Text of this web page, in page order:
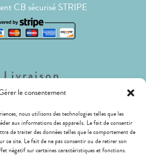
le consentement
nous utilisons des technologies telles que les
aux informations des appareils. Le fait de consentir
de traiter des données telles que le comportement de
ce site. Le fait de ne pas consentir ou de retirer son
négatif sur certaines caractéristiques et fonctions.
CB sécurisé STRIPE
Livraison
Relay (Relais ou Locker)
GRATUITE !